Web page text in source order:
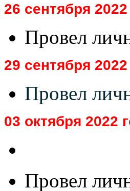
26 сентября
Провел
29 сентября
Провел
03 октября 2022
Провел